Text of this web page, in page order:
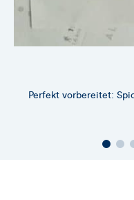
Perfekt vorbereitet: